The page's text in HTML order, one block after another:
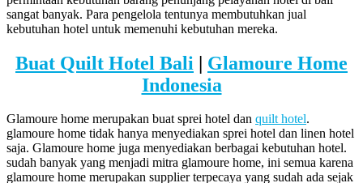
sangat banyak. Para pengelola tentunya membutuhkan jual
kebutuhan hotel untuk memenuhi kebutuhan mereka.
Buat Quilt Hotel Bali | Glamoure Home
Indonesia
Glamoure home merupakan buat sprei hotel dan quilt hotel.
glamoure home tidak hanya menyediakan sprei hotel dan linen hotel
saja. Glamoure home juga menyediakan berbagai kebutuhan hotel.
sudah banyak yang menjadi mitra glamoure home, ini semua karena
glamoure home merupakan supplier terpecaya yang sudah ada sejak